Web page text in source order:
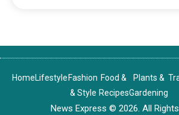
HomeLifestyle Fashion
& Style
Food &
Recipes
Plants &
Gardening
News Express © 2026. All